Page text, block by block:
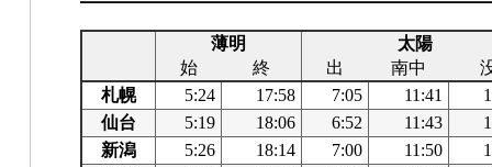
薄明
太陽
始
終 出 南中
札幌
5:24 17:58 7:05 11:41
仙台
5:19 18:06 6:52 11:43
新潟
5:26 18:14 7:00 11:50